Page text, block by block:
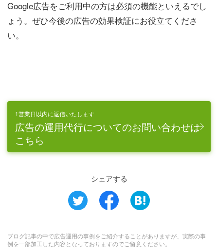
Google広告をご利用中の方は必須の機能といえるでし
ょう。ぜひ今後の広告の効果検証にお役立てくださ
い。
1営業日以内に返信いたします
広告の運用代行についてのお問い合わせは
こちら
シェアする
ブログ記事の中で広告運用の事例をご紹介することがありますが、実際の事
例を一部加工した内容となっておりますのでご留意ください。